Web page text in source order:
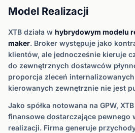
Model Realizacji
XTB działa w hybrydowym modelu
maker. Broker występuje jako
klientów, ale jednocześnie kieruje
do zewnętrznych dostawców
proporcja zleceń
kierowanych zewnętrznie nie jest
Jako spółka notowana na GPW,
finansowe dostarczające pewnego
realizacji. Firma generuje